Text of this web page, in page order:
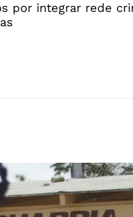
por integrar rede